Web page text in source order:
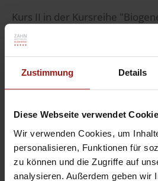
Zustimmung Details
Diese Webseite verwendet
Wir verwenden Cookies, um
personalisieren, Funktionen für
zu können und die Zugriffe auf
analysieren. Außerdem geben wir
Kurs II in der Kursreihe
war wieder sehr
Hitze allen Beteiligten ein
machte...
Veröffentlicht in:
Weiterlesen